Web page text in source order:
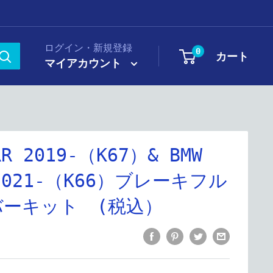
ログイン・新規登録
マイアカウント
0 カート
2019-（K67）& BMW
（K66）ブレーキフル
キット (税込）